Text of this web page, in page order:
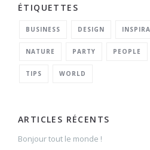
ÉTIQUETTES
BUSINESS DESIGN
NATURE PARTY PEOPLE
TIPS WORLD
ARTICLES RÉCENTS
Bonjour tout le monde !